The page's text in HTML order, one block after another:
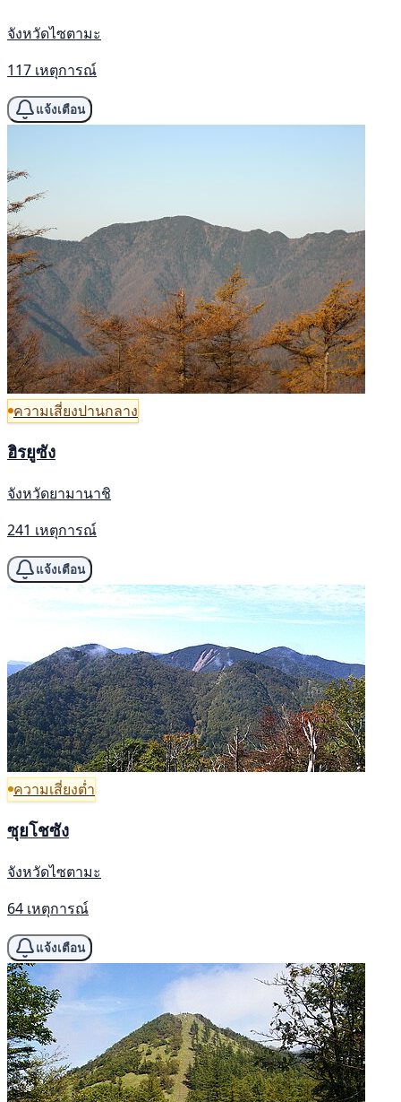
จังหวัดไซตามะ
117 เหตุการณ์
แจ้งเตือน
ความเสี่ยงปานกลาง
ฮิรยูซัง
จังหวัดยามานาชิ
241 เหตุการณ์
แจ้งเตือน
ความเสี่ยงต่ำ
ซุยโชซัง
จังหวัดไซตามะ
64 เหตุการณ์
แจ้งเตือน